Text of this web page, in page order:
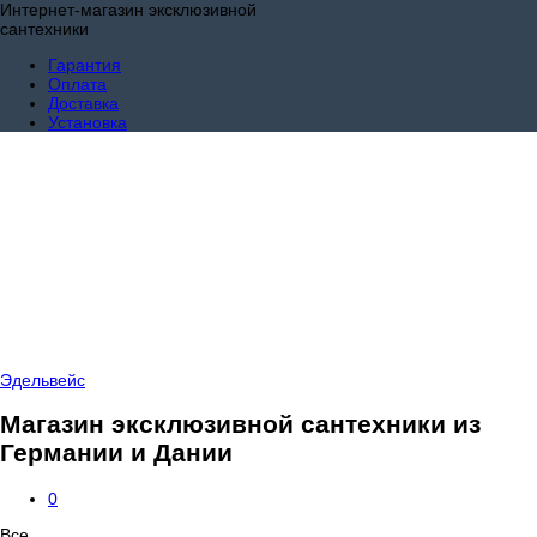
Интернет-магазин эксклюзивной
сантехники
Гарантия
Оплата
Доставка
Установка
Эдельвейс
Магазин эксклюзивной сантехники из
Германии и Дании
0